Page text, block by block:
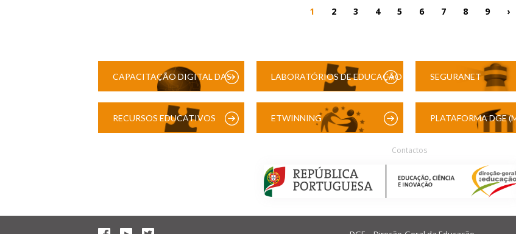
1 2 3 4 5 6 7 8 9 ›
CAPACITAÇÃO DIGITAL DAS LABORATÓRIOS DE EDUCAÇÃO SEGURANET
RECURSOS EDUCATIVOS ETWINNING PLATAFORMA DGE
Contactos